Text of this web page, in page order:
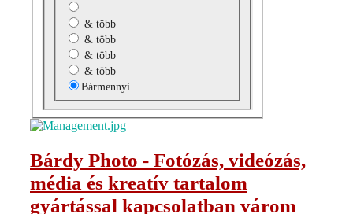
& több
& több
& több
& több
Bármennyi
Bárdy Photo - Fotózás, videózás,
média és kreatív tartalom
gyártással kapcsolatban várom